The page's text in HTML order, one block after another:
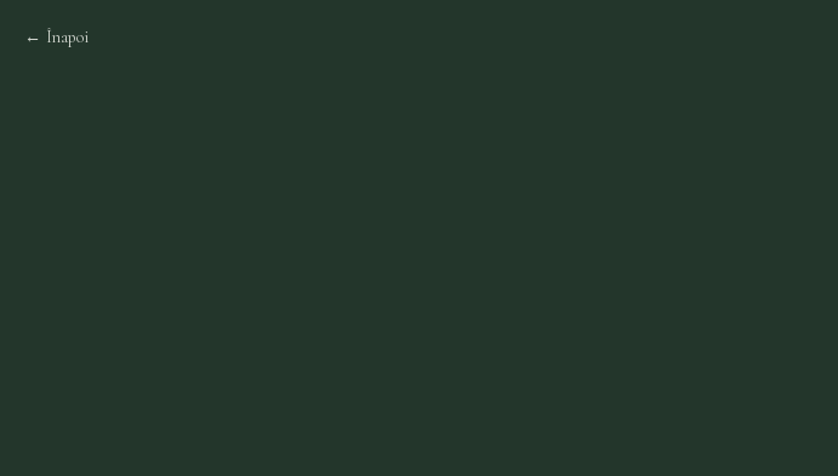
Înapoi